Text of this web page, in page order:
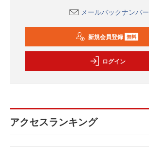
メールバックナンバー
新規会員登録 無料
ログイン
アクセスランキング